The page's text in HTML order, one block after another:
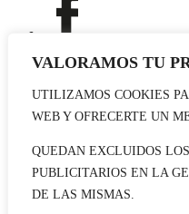
VALORAMOS TU
UTILIZAMOS COOKIES
WEB Y OFRECERTE UN
QUEDAN EXCLUIDOS
PUBLICITARIOS EN LA
DE LAS MISMAS.
Publicidad
Contacto
© 2026 masdearte.